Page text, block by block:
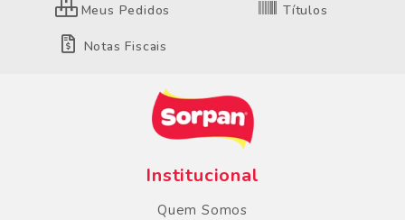
Meus Pedidos Títulos
Notas Fiscais
Institucional
Quem Somos